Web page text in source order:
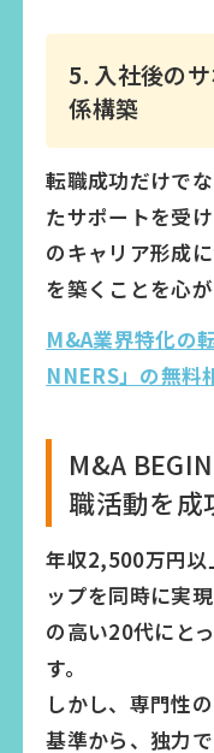
5. 入社後の
係構築
転職成功だけで
たサポートを受
のキャリア形成
を築くことを心が
M&A業界特化の
NNERS」の無料
M&A
職活動を成
年収2,500万円以
ップを同時に実
の高い20代にと
す。
しかし、専門性
基準から、独力